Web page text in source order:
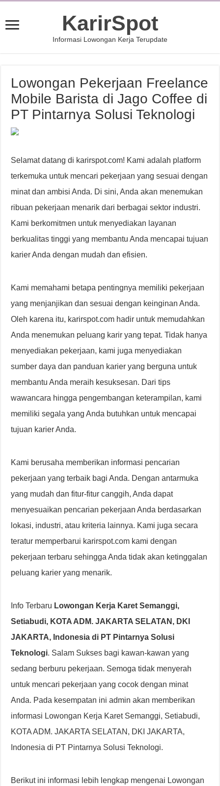
KarirSpot
Informasi Lowongan Kerja Terupdate
Lowongan Pekerjaan Freelance
Mobile Barista di Jago Coffee di
PT Pintarnya Solusi Teknologi
Selamat datang di karirspot.com! Kami adalah platform
terkemuka untuk mencari pekerjaan yang sesuai dengan
minat dan ambisi Anda. Di sini, Anda akan menemukan
ribuan pekerjaan menarik dari berbagai sektor industri.
Kami berkomitmen untuk menyediakan layanan
berkualitas tinggi yang membantu Anda mencapai tujuan
karier Anda dengan mudah dan efisien.
Kami memahami betapa pentingnya memiliki pekerjaan
yang menjanjikan dan sesuai dengan keinginan Anda.
Oleh karena itu, karirspot.com hadir untuk memudahkan
Anda menemukan peluang karir yang tepat. Tidak hanya
menyediakan pekerjaan, kami juga menyediakan
sumber daya dan panduan karier yang berguna untuk
membantu Anda meraih kesuksesan. Dari tips
wawancara hingga pengembangan keterampilan, kami
memiliki segala yang Anda butuhkan untuk mencapai
tujuan karier Anda.
Kami berusaha memberikan informasi pencarian
pekerjaan yang terbaik bagi Anda. Dengan antarmuka
yang mudah dan fitur-fitur canggih, Anda dapat
menyesuaikan pencarian pekerjaan Anda berdasarkan
lokasi, industri, atau kriteria lainnya. Kami juga secara
teratur memperbarui karirspot.com kami dengan
pekerjaan terbaru sehingga Anda tidak akan ketinggalan
peluang karier yang menarik.
Info Terbaru Lowongan Kerja Karet Semanggi,
Setiabudi, KOTA ADM. JAKARTA SELATAN, DKI
JAKARTA, Indonesia di PT Pintarnya Solusi
Teknologi. Salam Sukses bagi kawan-kawan yang
sedang berburu pekerjaan. Semoga tidak menyerah
untuk mencari pekerjaan yang cocok dengan minat
Anda. Pada kesempatan ini admin akan memberikan
informasi Lowongan Kerja Karet Semanggi, Setiabudi,
KOTA ADM. JAKARTA SELATAN, DKI JAKARTA,
Indonesia di PT Pintarnya Solusi Teknologi.
Berikut ini informasi lebih lengkap mengenai Lowongan